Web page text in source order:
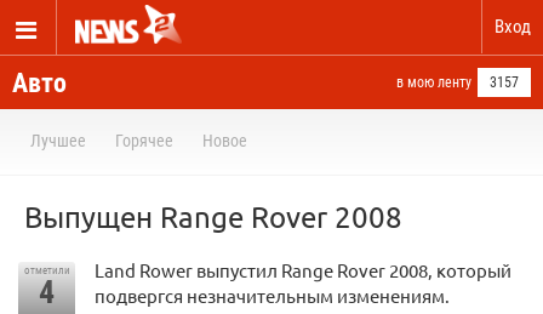
Вход
Авто в мою ленту 3157
Лучшее Горячее Новое
Выпущен Range Rover 2008
отметили
4
Land Rower выпустил Range Rover 2008, который
подвергся незначительным изменениям.